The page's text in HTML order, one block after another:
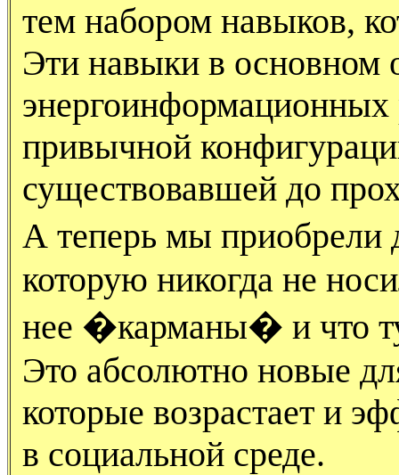
тем набором навыков,
Эти навыки в основном
привычной
существовавшей до
А теперь мы
которую никогда не
нее �карманы� и что
Это абсолютно новые
которые возрастает и
в социальной среде.